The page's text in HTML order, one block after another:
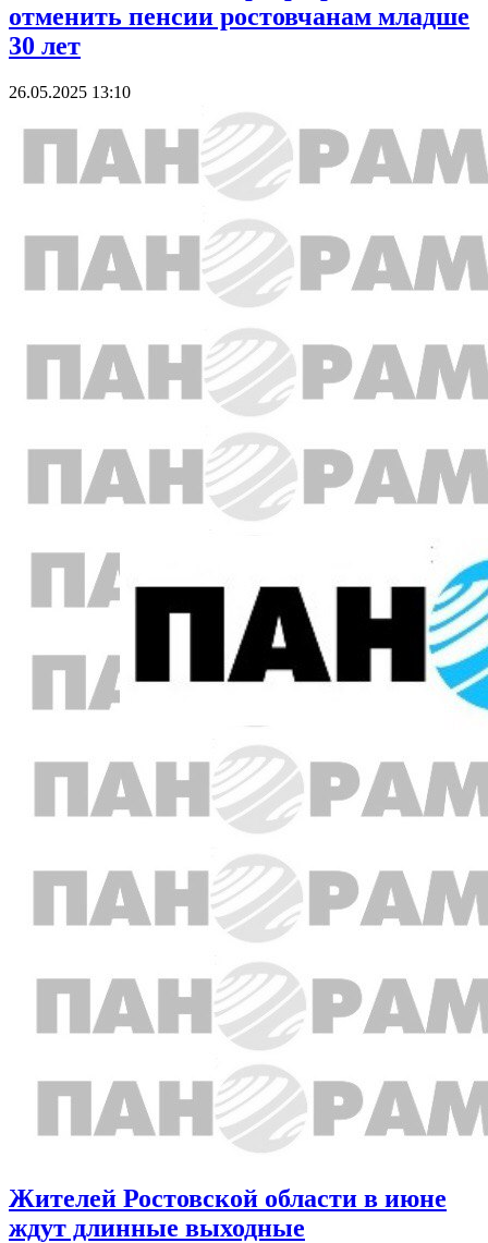
отменить пенсии ростовчанам младше
30 лет
26.05.2025 13:10
Жителей Ростовской области в июне
ждут длинные выходные